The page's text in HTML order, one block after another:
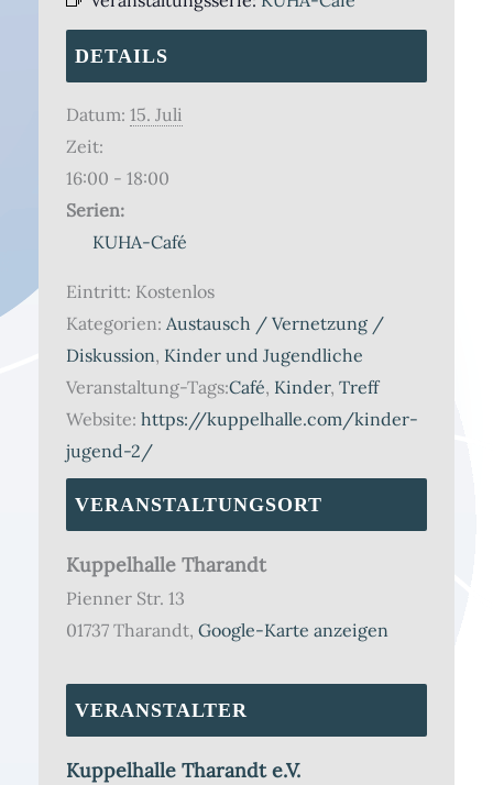
DETAILS
Datum: 15. Juli
Zeit:
16:00 - 18:00
Serien:
KUHA-Café
Eintritt: Kostenlos
Kategorien: Austausch / Vernetzung /
Diskussion, Kinder und Jugendliche
Veranstaltung-Tags:Café, Kinder, Treff
Website: https://kuppelhalle.com/kinder-
jugend-2/
VERANSTALTUNGSORT
Kuppelhalle Tharandt
Pienner Str. 13
01737 Tharandt, Google-Karte anzeigen
VERANSTALTER
Kuppelhalle Tharandt e.V.